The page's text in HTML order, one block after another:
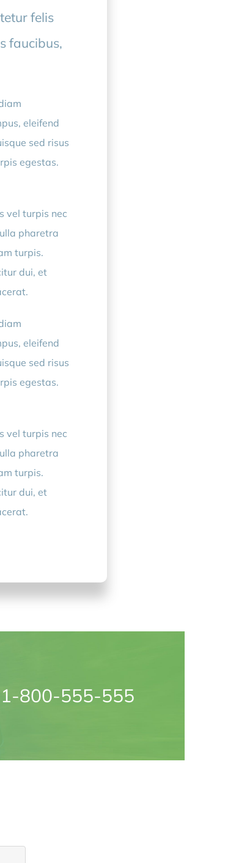
felis
faucibus,
eleifend
sed risus
egestas.
vel turpis nec
pharetra
turpis.
dui, et
eleifend
sed risus
egestas.
vel turpis nec
pharetra
turpis.
dui, et
1-800-555-555